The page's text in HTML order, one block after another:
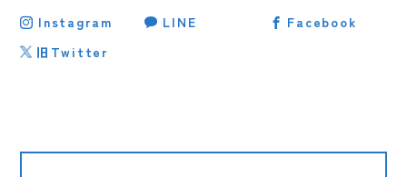
Instagram LINE
Facebook
旧Twitter